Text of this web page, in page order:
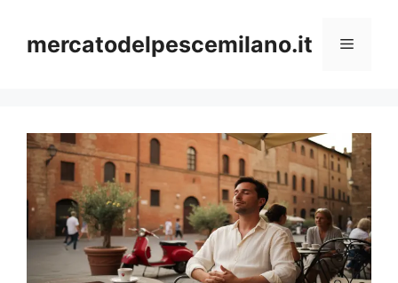
contenuto
mercatodelpescemilano.it Menu